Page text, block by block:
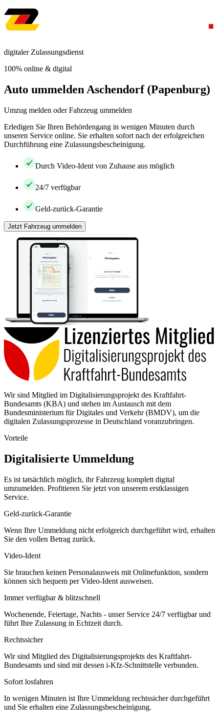
digitaler Zulassungsdienst
100% online & digital
Auto ummelden Aschendorf (Papenburg)
Umzug melden oder Fahrzeug ummelden
Erledigen Sie Ihren Behördengang in wenigen Minuten durch
unseren Service online. Sie erhalten sofort nach der erfolgreichen
Durchführung eine Zulassungsbescheinigung.
Durch Video-Ident von Zuhause aus möglich
24/7 verfügbar
Geld-zurück-Garantie
Jetzt Fahrzeug ummelden
Wir sind Mitglied im Digitalisierungsprojekt des Kraftfahrt-
Bundesamts (KBA) und stehen im Austausch mit dem
Bundesministerium für Digitales und Verkehr (BMDV), um die
digitalen Zulassungsprozesse in Deutschland voranzubringen.
Vorteile
Digitalisierte Ummeldung
Es ist tatsächlich möglich, ihr Fahrzeug komplett digital
umzumelden. Profitieren Sie jetzt von unserem erstklassigen
Service.
Geld-zurück-Garantie
Wenn Ihre Ummeldung nicht erfolgreich durchgeführt wird, erhalten
Sie den vollen Betrag zurück.
Video-Ident
Sie brauchen keinen Personalausweis mit Onlinefunktion, sondern
können sich bequem per Video-Ident ausweisen.
Immer verfügbar & blitzschnell
Wochenende, Feiertage, Nachts - unser Service 24/7 verfügbar und
führt Ihre Zulassung in Echtzeit durch.
Rechtssicher
Wir sind Mitglied des Digitalisierungsprojekts des Kraftfahrt-
Bundesamts und sind mit dessen i-Kfz-Schnittstelle verbunden.
Sofort losfahren
In wenigen Minuten ist Ihre Ummeldung rechtssicher durchgeführt
und Sie erhalten eine Zulassungsbescheinigung.